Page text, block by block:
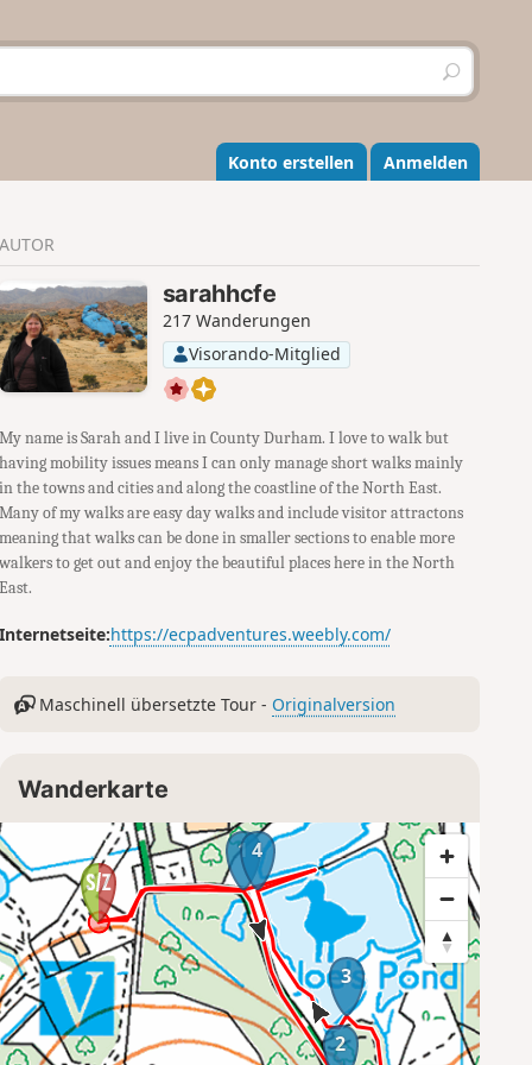
S
u
h
e
n
Konto erstellen Anmelden
AUTOR
sarahhcfe
217 Wanderungen
Visorando-Mitglied
My name is Sarah and I live in County Durham. I love to walk but
having mobility issues means I can only manage short walks mainly
in the towns and cities and along the coastline of the North East.
Many of my walks are easy day walks and include visitor attractons
meaning that walks can be done in smaller sections to enable more
walkers to get out and enjoy the beautiful places here in the North
East.
Internetseite:https://ecpadventures.weebly.com/
Maschinell übersetzte Tour - Originalversion
Wanderkarte
1
2
3
4